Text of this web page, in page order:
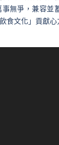
無爭，兼容並
食文化」貢獻心